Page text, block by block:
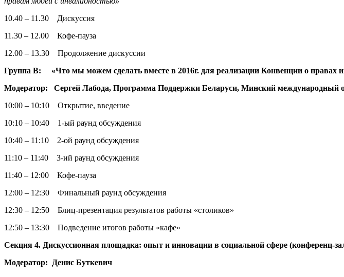
10.40 – 11.30 Дискуссия
11.30 – 12.00 Кофе-пауза
12.00 – 13.30 Продолжение дискуссии
Группа В: «Что мы можем сделать вместе в 2016г. для реализации Конвенции о правах
Модератор: Сергей Лабода, Программа Поддержки Беларуси, Минский международный
10:00 – 10:10 Открытие, введение
10:10 – 10:40 1-ый раунд обсуждения
10:40 – 11:10 2-ой раунд обсуждения
11:10 – 11:40 3-ий раунд обсуждения
11:40 – 12:00 Кофе-пауза
12:00 – 12:30 Финальный раунд обсуждения
12:30 – 12:50 Блиц-презентация результатов работы «столиков»
12:50 – 13:30 Подведение итогов работы «кафе»
Секция 4. Дискуссионная площадка: опыт и инновации в социальной сфере (конференц-
Модератор: Денис Буткевич